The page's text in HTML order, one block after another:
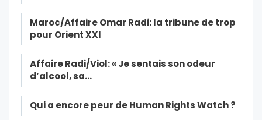
Maroc/Affaire Omar Radi: la tribune de trop
pour Orient XXI
Affaire Radi/Viol: « Je sentais son odeur
d’alcool, sa…
Qui a encore peur de Human Rights Watch ?